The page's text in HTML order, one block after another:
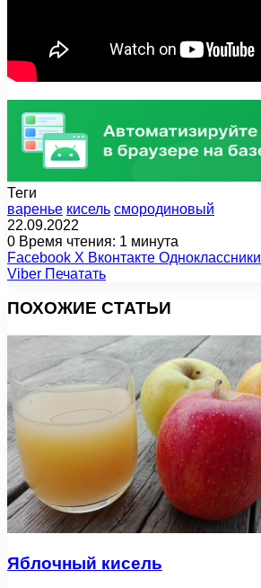
Теги
варенье кисель смородиновый
22.09.2022
0 Время чтения: 1 минута
Facebook X Вконтакте Одноклассники
Viber Печатать
ПОХОЖИЕ СТАТЬИ
Яблочный кисель